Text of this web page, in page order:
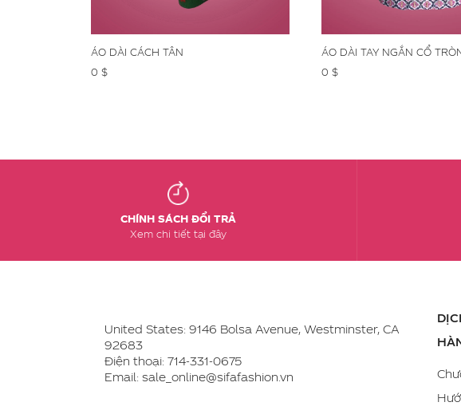
ÁO DÀI CÁCH TÂN
0 $
ÁO DÀI TAY NGẮN CỔ
0 $
CHÍNH SÁCH ĐỔI TRẢ
Xem chi tiết tại đây
United States: 9146 Bolsa Avenue, Westminster, CA
92683
Điện thoại: 714-331-0675
Email: sale_online@sifafashion.vn